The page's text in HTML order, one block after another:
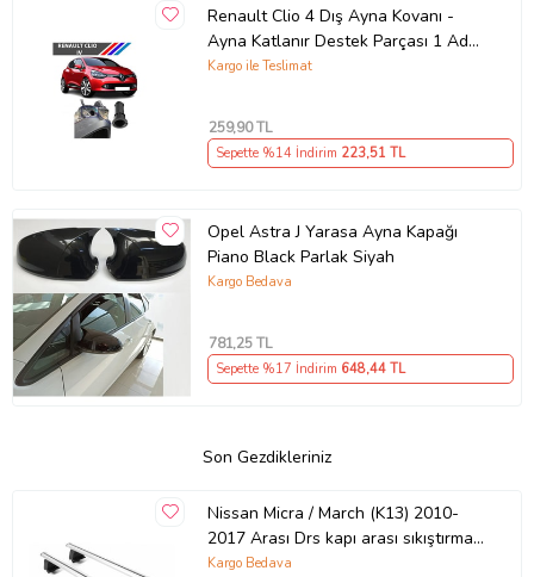
Renault Clio 4 Dış Ayna Kovanı -
Ayna Katlanır Destek Parçası 1 Adet
490307706 M3625
Kargo ile Teslimat
259,90 TL
Sepette %14 İndirim 223,51 TL
Opel Astra J Yarasa Ayna Kapağı
Piano Black Parlak Siyah
Kargo Bedava
781,25 TL
Sepette %17 İndirim 648,44 TL
Son Gezdikleriniz
Nissan Micra / March (K13) 2010-
2017 Arası Drs kapı arası sıkıştırma
oluklu ara atkı tavan barı GRİ
Kargo Bedava